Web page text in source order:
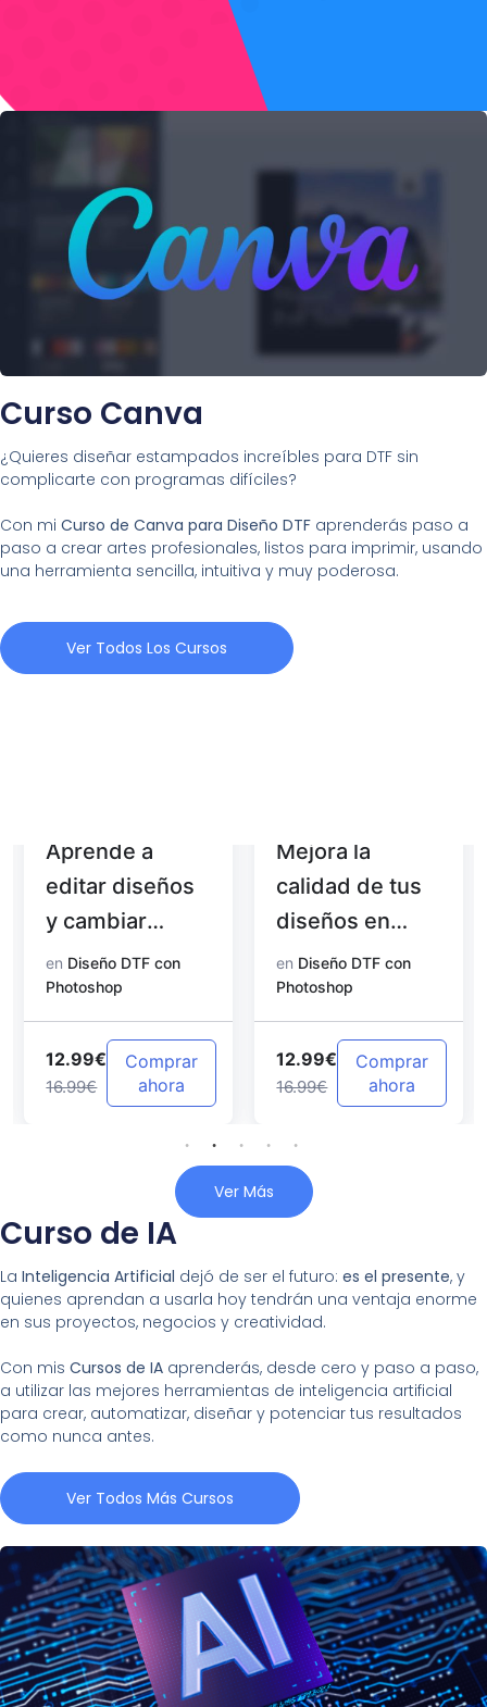
Curso Canva
¿Quieres diseñar estampados increíbles para DTF sin
complicarte con programas difíciles?
Con mi Curso de Canva para Diseño DTF aprenderás paso a
paso a crear artes profesionales, listos para imprimir, usando
una herramienta sencilla, intuitiva y muy poderosa.
Ver Todos Los Cursos
Aprende a
editar diseños
y cambiar
colores con
Photoshop
en Diseño DTF con
Photoshop
12.99€
16.99€
Comprar
ahora
Mejora la
calidad de tus
diseños en
Photoshop
en Diseño DTF con
Photoshop
12.99€
16.99€
Comprar
ahora
Ver Más
Curso de IA
La Inteligencia Artificial dejó de ser el futuro: es el presente, y
quienes aprendan a usarla hoy tendrán una ventaja enorme
en sus proyectos, negocios y creatividad.
Con mis Cursos de IA aprenderás, desde cero y paso a paso,
a utilizar las mejores herramientas de inteligencia artificial
para crear, automatizar, diseñar y potenciar tus resultados
como nunca antes.
Ver Todos Más Cursos